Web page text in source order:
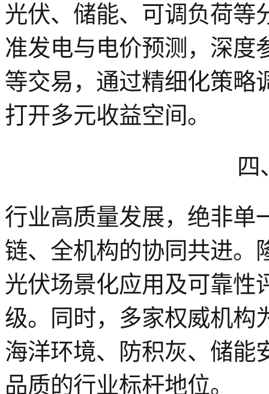
光伏、储能、可调负荷等
准发电与电价预测，深度
等交易，通过精细化策略
打开多元收益空间。
四
行业高质量发展，绝非单
链、全机构的协同共进。
光伏场景化应用及可靠性
级。同时，多家权威机构
海洋环境、防积灰、储能
品质的行业标杆地位。